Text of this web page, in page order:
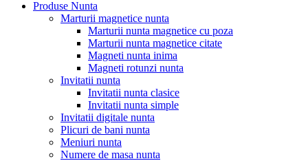
Produse Nunta
Marturii magnetice nunta
Marturii nunta magnetice cu poza
Marturii nunta magnetice citate
Magneti nunta inima
Magneti rotunzi nunta
Invitatii nunta
Invitatii nunta clasice
Invitatii nunta simple
Invitatii digitale nunta
Plicuri de bani nunta
Meniuri nunta
Numere de masa nunta